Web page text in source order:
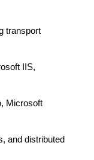
transport
IIS,
Microsoft
and distributed